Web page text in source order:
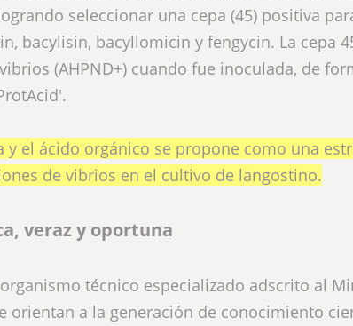
seleccionar una cepa (45) positiva
bacylisin, bacyllomicin y fengycin. La cepa
(AHPND+) cuando fue inoculada, de
el ácido orgánico se propone como una
de vibrios en el cultivo de langostino.
veraz y oportuna
técnico especializado adscrito al
orientan a la generación de conocimiento